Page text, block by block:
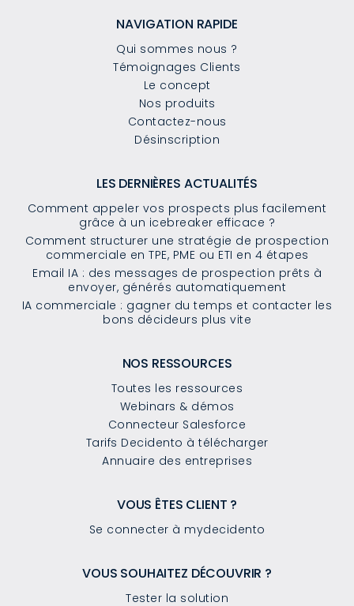
NAVIGATION RAPIDE
Qui sommes nous ?
Témoignages Clients
Le concept
Nos produits
Contactez-nous
Désinscription
LES DERNIÈRES ACTUALITÉS
Comment appeler vos prospects plus facilement
grâce à un icebreaker efficace ?
Comment structurer une stratégie de prospection
commerciale en TPE, PME ou ETI en 4 étapes
Email IA : des messages de prospection prêts à
envoyer, générés automatiquement
IA commerciale : gagner du temps et contacter les
bons décideurs plus vite
NOS RESSOURCES
Toutes les ressources
Webinars & démos
Connecteur Salesforce
Tarifs Decidento à télécharger
Annuaire des entreprises
VOUS ÊTES CLIENT ?
Se connecter à mydecidento
VOUS SOUHAITEZ DÉCOUVRIR ?
Tester la solution